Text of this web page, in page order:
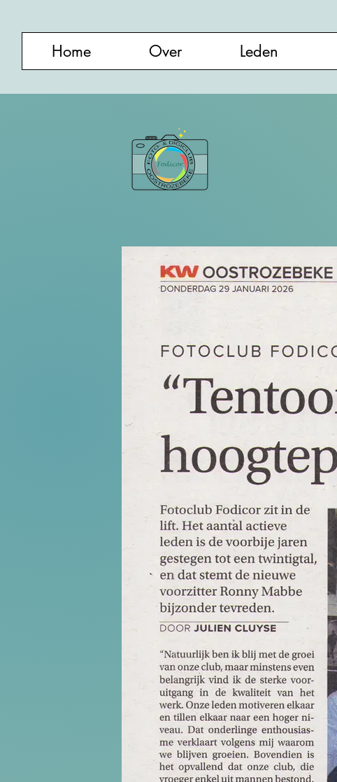
Home Over Leden